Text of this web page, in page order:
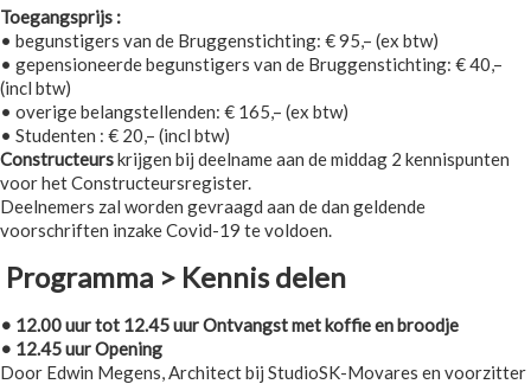
Toegangsprijs :
• begunstigers van de Bruggenstichting: € 95,– (ex btw)
• gepensioneerde begunstigers van de Bruggenstichting: € 40,–
(incl btw)
• overige belangstellenden: € 165,– (ex btw)
• Studenten : € 20,– (incl btw)
Constructeurskrijgen bij deelname aan de middag 2 kennispunten
voor het Constructeursregister.
Deelnemers zal worden gevraagd aan de dan geldende
voorschriften inzake Covid-19 te voldoen.
Programma > Kennis delen
• 12.00 uur tot 12.45 uur Ontvangst met koffie en broodje
• 12.45 uur Opening
Door Edwin Megens, Architect bij StudioSK-Movares en voorzitter